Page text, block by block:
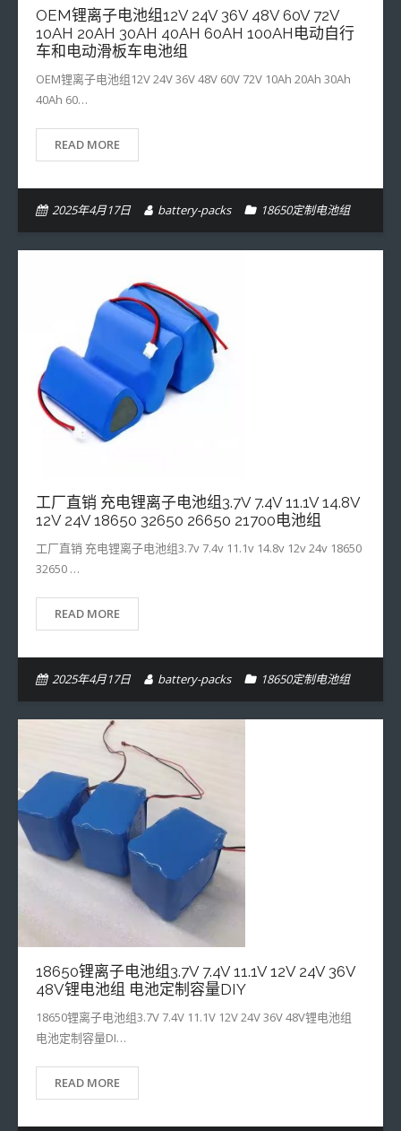
- 33140定制电池组
OEM锂离子电池组12V 24V 36V 48V 60V 72V
10AH 20AH 30AH 40AH 60AH 100AH电动自行
车和电动滑板车电池组
OEM锂离子电池组12V 24V 36V 48V 60V 72V 10Ah 20Ah 30Ah
40Ah 60…
READ MORE
2025年4月17日 battery-packs 18650定制电池组
工厂直销 充电锂离子电池组3.7V 7.4V 11.1V 14.8V
12V 24V 18650 32650 26650 21700电池组
工厂直销 充电锂离子电池组3.7v 7.4v 11.1v 14.8v 12v 24v 18650
32650 …
READ MORE
2025年4月17日 battery-packs 18650定制电池组
18650锂离子电池组3.7V 7.4V 11.1V 12V 24V 36V
48V锂电池组 电池定制容量DIY
18650锂离子电池组3.7V 7.4V 11.1V 12V 24V 36V 48V锂电池组
电池定制容量DI…
READ MORE